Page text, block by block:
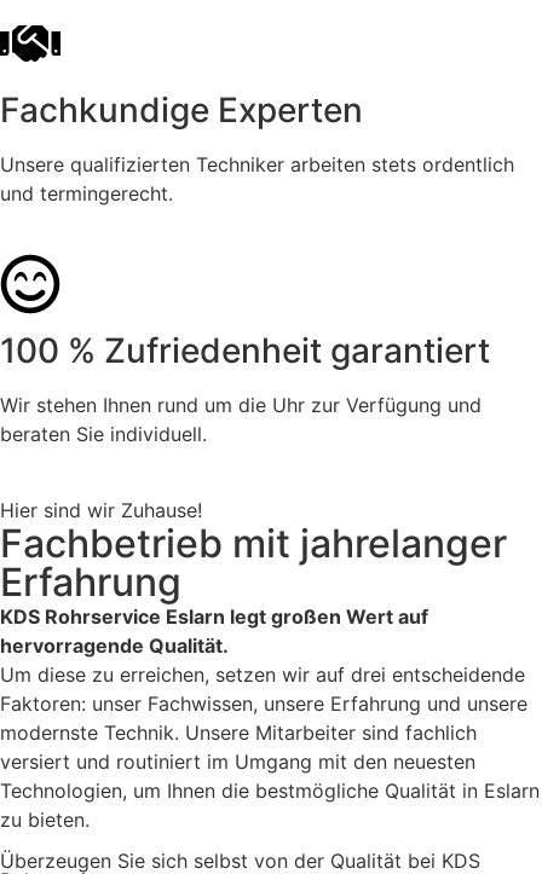
Fachkundige Experten
Unsere qualifizierten Techniker arbeiten stets ordentlich
und termingerecht.
100 % Zufriedenheit garantiert
Wir stehen Ihnen rund um die Uhr zur Verfügung und
beraten Sie individuell.
Hier sind wir Zuhause!
Fachbetrieb mit jahrelanger
Erfahrung
KDS Rohrservice Eslarn legt großen Wert auf
hervorragende Qualität.
Um diese zu erreichen, setzen wir auf drei entscheidende
Faktoren: unser Fachwissen, unsere Erfahrung und unsere
modernste Technik. Unsere Mitarbeiter sind fachlich
versiert und routiniert im Umgang mit den neuesten
Technologien, um Ihnen die bestmögliche Qualität in Eslarn
zu bieten.
Überzeugen Sie sich selbst von der Qualität bei KDS